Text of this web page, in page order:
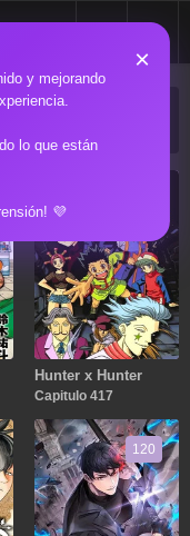
y mejorando
lo que están
💜
×
Hunter x Hunter
Capitulo 417
120